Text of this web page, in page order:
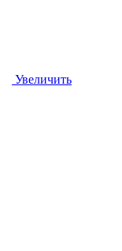
Увеличить